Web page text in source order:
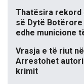
Thatësira rekord
së Dytë Botërore
edhe municione
Vrasja e të riut
Arrestohet autori
krimit